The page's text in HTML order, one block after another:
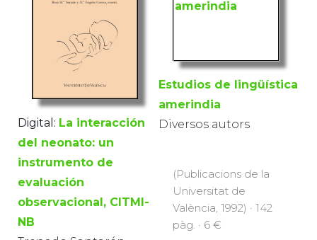
Digital: La interacción
del neonato: un
instrumento de
evaluación
observacional, CITMI-
NB
Estudios de lingüística
amerindia
Diversos autors
(Publicacions de la
Universitat de
València, 1992) · 142
pàg. · 6 €